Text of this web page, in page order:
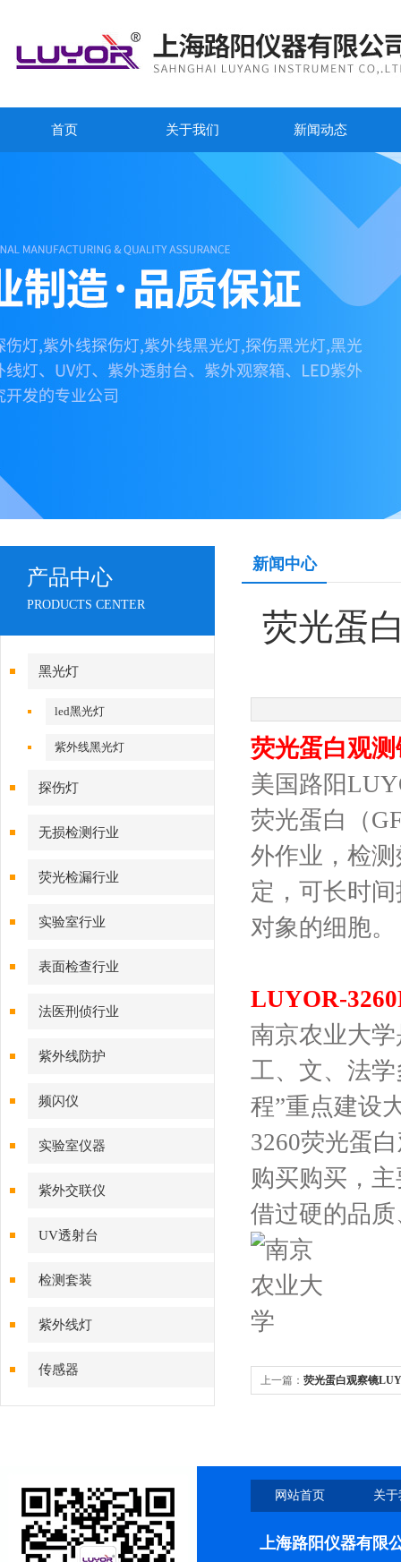
首页 关于我们 新闻动态
产品中心
PRODUCTS CENTER
黑光灯
led黑光灯
紫外线黑光灯
探伤灯
无损检测行业
荧光检漏行业
实验室行业
表面检查行业
法医刑侦行业
紫外线防护
频闪仪
实验室仪器
紫外交联仪
UV透射台
检测套装
紫外线灯
传感器
新闻中心
荧光蛋
荧光蛋白观
美国路阳
荧光蛋白（
外作业，检
定，可长时
对象的细胞。
LUYOR-
南京农业大
工、文、法
程”重点建设
3260荧光蛋
购买购买，
借过硬的品
上一篇： 荧光蛋白观察镜
网站首页 关
上海路阳仪器有限